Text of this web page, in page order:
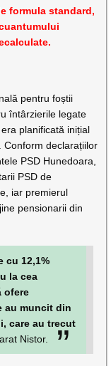
formula standard,
pentru foștii
întârzierile legate
planificată inițial
Conform declarațiilor
PSD Hunedoara,
PSD de
iar premierul
pensionarii din
cu 12,1%
la cea
ofere
au muncit din
care au trecut
Nistor.